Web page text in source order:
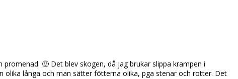
🙂 Det blev skogen, då jag brukar slippa krampen i
olika långa och man sätter fötterna olika, pga stenar och rötter. Det